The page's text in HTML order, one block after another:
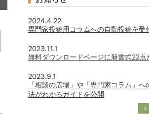
2024.4.22
専門家投稿用コラムへの自動投稿を受
2023.11.1
無料ダウンロードページに新書式22点
2023.9.1
「相談の広場」や「専門家コラム」へ
法がわかるガイドを公開